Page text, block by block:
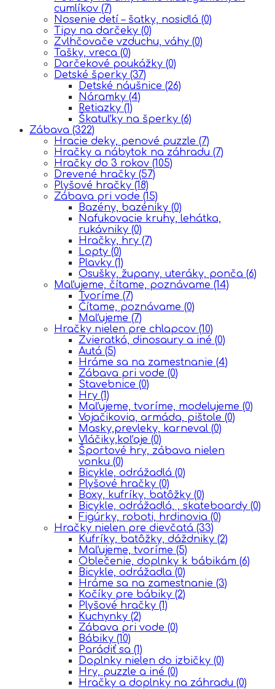
cumlíkov (7)
Nosenie detí – šatky, nosidlá (0)
Tipy na darčeky (0)
Zvlhčovače vzduchu, váhy (0)
Tašky, vreca (0)
Darčekové poukážky (0)
Detské šperky (37)
Detské náušnice (26)
Náramky (4)
Retiazky (1)
Škatuľky na šperky (6)
Zábava (322)
Hracie deky, penové puzzle (7)
Hračky a nábytok na záhradu (7)
Hračky do 3 rokov (105)
Drevené hračky (57)
Plyšové hračky (18)
Zábava pri vode (15)
Bazény, bazéniky (0)
Nafukovacie kruhy, lehátka,
rukávniky (0)
Hračky, hry (7)
Lopty (0)
Plavky (1)
Osušky, župany, uteráky, ponča (6)
Maľujeme, čítame, poznávame (14)
Tvoríme (7)
Čítame, poznávame (0)
Maľujeme (7)
Hračky nielen pre chlapcov (10)
Zvieratká, dinosaury a iné (0)
Autá (5)
Hráme sa na zamestnanie (4)
Zábava pri vode (0)
Stavebnice (0)
Hry (1)
Maľujeme, tvoríme, modelujeme (0)
Vojačikovia, armáda, pištole (0)
Masky,prevleky, karneval (0)
Vláčiky,koľaje (0)
Športové hry, zábava nielen
vonku (0)
Bicykle, odrážadlá (0)
Plyšové hračky (0)
Boxy, kufríky, batôžky (0)
Bicykle, odrážadlá, , skateboardy (0)
Figúrky, roboti, hrdinovia (0)
Hračky nielen pre dievčatá (33)
Kufríky, batôžky, dáždniky (2)
Maľujeme, tvoríme (5)
Oblečenie, doplnky k bábikám (6)
Bicykle, odrážadla (0)
Hráme sa na zamestnanie (3)
Kočíky pre bábiky (2)
Plyšové hračky (1)
Kuchynky (2)
Zábava pri vode (0)
Bábiky (10)
Parádiť sa (1)
Doplnky nielen do izbičky (0)
Hry, puzzle a iné (0)
Hračky a doplnky na záhradu (0)